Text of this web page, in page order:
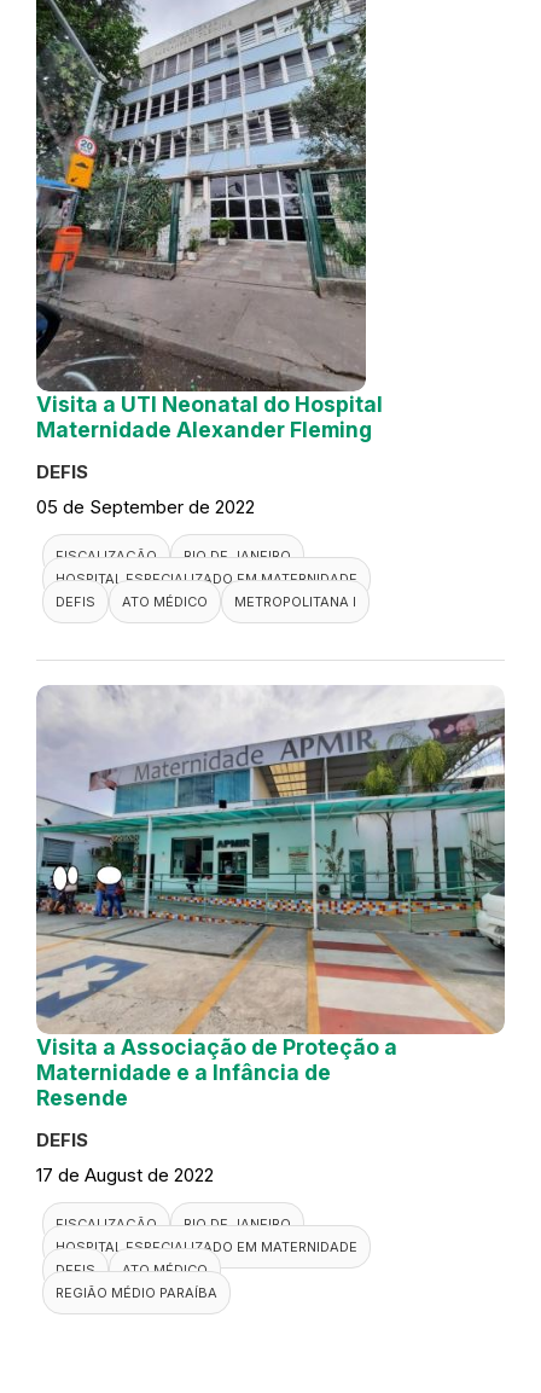
Visita a UTI Neonatal do Hospital
Maternidade Alexander Fleming
DEFIS
05 de September de 2022
FISCALIZAÇÃO
RIO DE JANEIRO
HOSPITAL ESPECIALIZADO EM MATERNIDADE
DEFIS
ATO MÉDICO METROPOLITANA I
Visita a Associação de Proteção a
Maternidade e a Infância de
Resende
DEFIS
17 de August de 2022
FISCALIZAÇÃO
RIO DE JANEIRO
HOSPITAL ESPECIALIZADO EM MATERNIDADE
DEFIS
ATO MÉDICO
REGIÃO MÉDIO PARAÍBA